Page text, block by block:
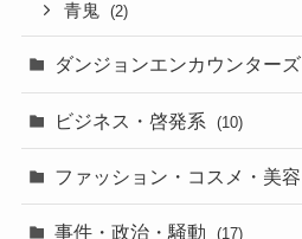
青鬼 (2)
ダンジョンエンカウンターズ
ビジネス・啓発系 (10)
ファッション・コスメ・美容
事件・政治・騒動 (17)